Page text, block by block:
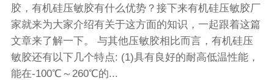
胶，有机硅压敏胶有什么优势？接下来有机硅压敏胶厂
家就来为大家介绍有关于这方面的知识，一起跟着这篇
文章来了解一下。 与其他压敏胶相比而言，有机硅压
敏胶还有以下几个特点: (1)具有良好的耐高低温性能，
能在-100℃～260℃的...